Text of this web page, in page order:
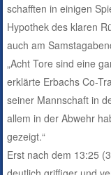
schafften in einigen
Hypothek des klaren
auch am
„Acht Tore sind eine
erklärte Erbachs Co-
seiner Mannschaft in
allem in der Abwehr
gezeigt.“
Erst nach dem 13:25